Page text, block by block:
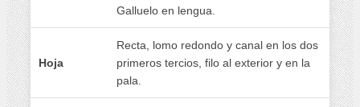
Galluelo en lengua.
Hoja
Recta, lomo redondo y canal en los dos
primeros tercios, filo al exterior y en la
pala.